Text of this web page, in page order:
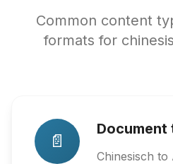
Common content
formats for
📄
Chinesisch to